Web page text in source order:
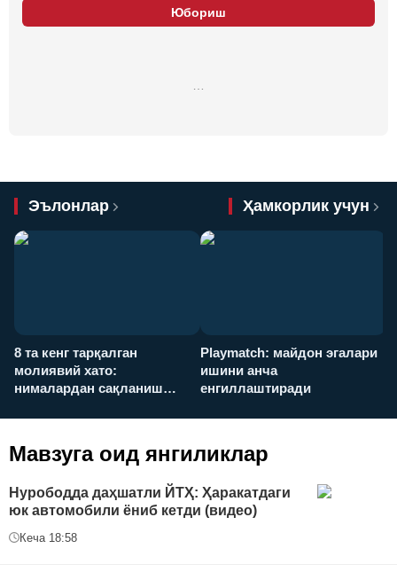
Юбориш
Эълонлар Ҳамкорлик учун
8 та кенг тарқалган
молиявий хато:
нималардан сақланиш
Playmatch: майдон эгалари
ишини анча
енгиллаштиради
Мавзуга оид янгиликлар
Нурободда даҳшатли ЙТҲ: Ҳаракатдаги
юк автомобили ёниб кетди (видео)
Кеча 18:58